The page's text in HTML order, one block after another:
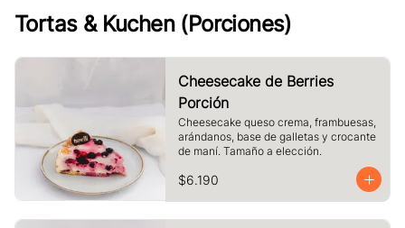
Tortas & Kuchen (Porciones)
Cheesecake de Berries
Porción
Cheesecake queso crema, frambuesas,
arándanos, base de galletas y crocante
de maní. Tamaño a elección.
$6.190